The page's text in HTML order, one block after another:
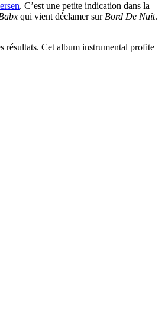
. C’est une petite indication dans la
qui vient déclamer sur Bord De Nuit.
résultats. Cet album instrumental profite